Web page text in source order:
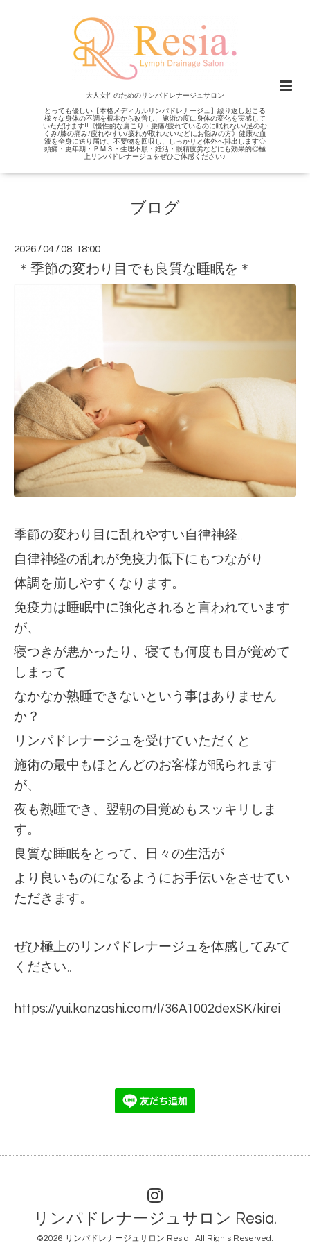
大人女性のためのリンパドレナージュサロン
とっても優しい【本格メディカルリンパドレナージュ】繰り返し起こる
様々な身体の不調を根本から改善し、施術の度に身体の変化を実感して
いただけます!!《慢性的な肩こり・腰痛/疲れているのに眠れない/足のむ
くみ/膝の痛み/疲れやすい/疲れが取れないなどにお悩みの方》健康な血
液を全身に送り届け、不要物を回収し、しっかりと体外へ排出します◇
頭痛・更年期・ＰＭＳ・生理不順・妊活・眼精疲労などにも効果的◎極
上リンパドレナージュをぜひご体感ください♪
ブログ
2026 /04 /08 18:00
＊季節の変わり目でも良質な睡眠を＊
季節の変わり目に乱れやすい自律神経。
自律神経の乱れが免疫力低下にもつながり
体調を崩しやすくなります。
免疫力は睡眠中に強化されると言われています
が、
寝つきが悪かったり、寝ても何度も目が覚めて
しまって
なかなか熟睡できないという事はありません
か？
リンパドレナージュを受けていただくと
施術の最中もほとんどのお客様が眠られます
が、
夜も熟睡でき、 翌朝の目覚めもスッキリしま
す。
良質な睡眠をとって、日々の生活が
より良いものになるようにお手伝いをさせてい
ただきます。
ぜひ極上のリンパドレナージュを体感してみて
ください。
https://yui.kanzashi.com/l/36A1002dexSK/kirei
リンパドレナージュサロン Resia.
©2026 リンパドレナージュサロン Resia.. All Rights Reserved.